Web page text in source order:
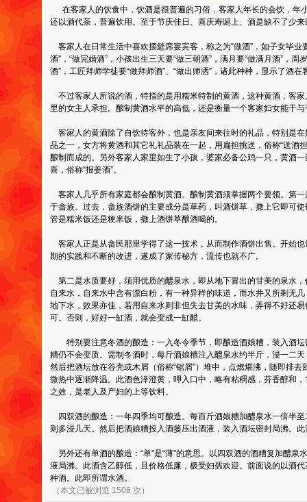
在客家人的饮食中，饮酒是很普遍的习俗，客家人年长的会饮，年
还以酒代茶，普遍饮用。至于节庆佳日、喜庆寿诞上、酒是缺不了少来
客家人在日常生活中喜欢摆筵席宴宾客，称之为“做酒”，如子女毕业
酒”，“做完婚酒”，小孩出生三天要“做三朝酒”，满月要“做满月酒”，周
酒”，工匠拜师学徒要“做拜师酒”、“做出师洒”，诸此种种，显示了酒
不过客家人所说的酒，特指的是用糯米特制的黄酒，这种黄酒，客
里的女主人承担。酿制黄酒水平的高低，还是衡量一个客家妇女能干
客家人的黄酒除了自饮待客外，也是亲友间来往时的礼品，特别是
品之一，女方将黄酒和其它礼礼品装在一起，用扁担挑送，俗称“送酒
酿制而成的。另外客家人家里如生了小孩，婆家必备公鸡一只，黄酒
喜，俗称“报姜酒”。
客家人几乎所有家庭都会酿制黄酒。酿制黄酒须掌握两个要领。第
于畲族。过去，畲族酒饼的主要成分是草药，叫酒饼草，撒上它即可
管是糯米饭还是粳米饭，撒上酒饼草酿酒喝的。
客家人正是从畲民那里学得了这一技术，从而制作酒饼出售。开始
期的实践和不断的改进，遂成了家传秘方，流传也就不广。
第二是水质要好，须用优质的醴泉水，即从地下冒出的甘美的泉水
自来水，自来水中含有漂白粉，有一种异样的味道，而水井又所剩无
地下水，效果亦佳，若用自来水则非但失去甘美的水味，弄得不好还
可。否则，好好一缸酒，就会变成一缸醋。
特别要注意冬酒的酿造：一入冬令季节，即酿造酒娘糟，装入酒坛
糟仍不会变质。需制冬酒时，每斤酒娘糟注入醴泉水约半斤，浸一二
然后把酒坛放在谷壳或木屑（俗称“锯屑”）堆中，点燃煨沸，随即排
微热中逐渐降温。此酒色泽澄黄，呷入口中，略有粘稠感，芬香醇和
之效，是老人及产妇的上等饮料。
四双酒的酿造：一年四季均可酿造。每百斤酒娘糟加醴泉水一倍半
则多浸几天。然后把酒娘糟投入酒篓压出酒液，装入酒坛密封局沸。
另外还有单酒的酿造：“单”是“薄”的意思。以四双酒的酒糟复加醴泉
液局沸。此酒含乙醇低，且价格低廉，极受妇孺欢迎。前面说的以酒
种酒。此即所谓水酒。
（本文已被浏览 1506 次）